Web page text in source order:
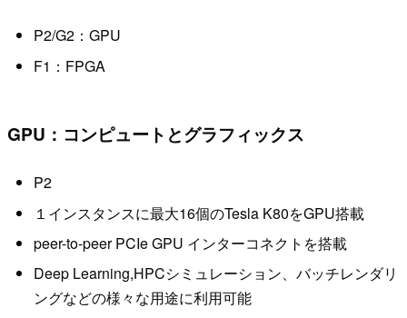
P2/G2：GPU
F1：FPGA
GPU：コンピュートとグラフィックス
P2
１インスタンスに最大16個のTesla K80をGPU搭載
peer-to-peer PCIe GPU インターコネクトを搭載
Deep Learning,HPCシミュレーション、バッチレンダリ
ングなどの様々な用途に利用可能